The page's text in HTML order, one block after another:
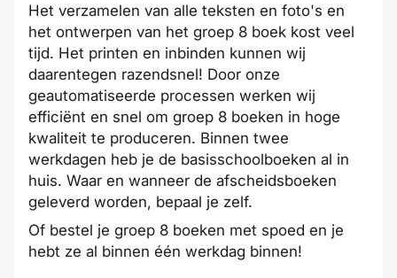
Het verzamelen van alle teksten en foto's en
het ontwerpen van het groep 8 boek kost veel
tijd. Het printen en inbinden kunnen wij
daarentegen razendsnel! Door onze
geautomatiseerde processen werken wij
efficiënt en snel om groep 8 boeken in hoge
kwaliteit te produceren. Binnen twee
werkdagen heb je de basisschoolboeken al in
huis. Waar en wanneer de afscheidsboeken
geleverd worden, bepaal je zelf.
Of bestel je groep 8 boeken met spoed en je
hebt ze al binnen één werkdag binnen!